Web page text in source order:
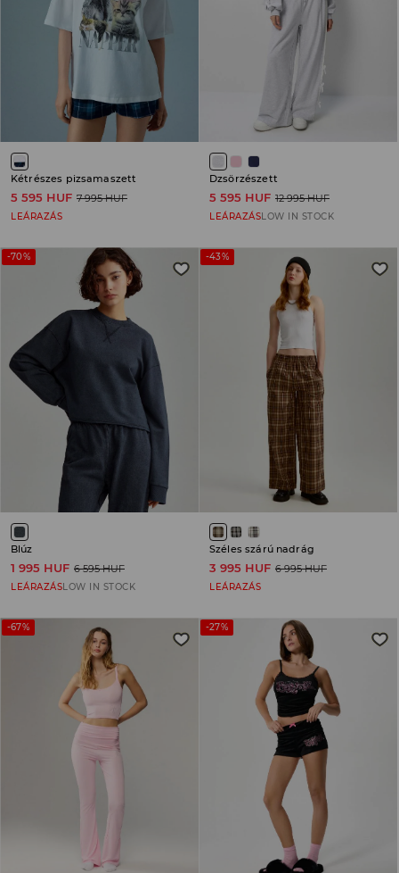
Kétrészes pizsamaszett
5 595 HUF 7 995 HUF
LEÁRAZÁS
Dzsörzészett
5 595 HUF 12 995 HUF
LEÁRAZÁSLOW IN STOCK
-70%
Blúz
1 995 HUF 6 595 HUF
LEÁRAZÁSLOW IN STOCK
-43%
Széles szárú nadrág
3 995 HUF 6 995 HUF
LEÁRAZÁS
-67% -27%